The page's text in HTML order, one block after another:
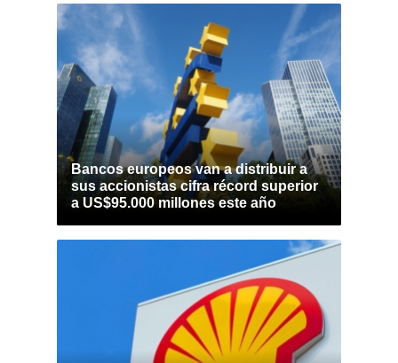
Bancos europeos van a distribuir a
sus accionistas cifra récord superior
a US$95.000 millones este año